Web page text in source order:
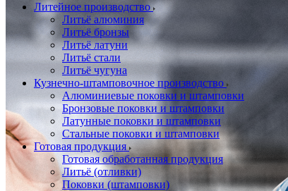
Литейное производство
Литьё алюминия
Литьё бронзы
Литьё латуни
Литьё стали
Литьё чугуна
Кузнечно-штамповочное производство
Алюминиевые поковки и штамповки
Бронзовые поковки и штамповки
Латунные поковки и штамповки
Стальные поковки и штамповки
Готовая продукция
Готовая обработанная продукция
Литьё (отливки)
Поковки (штамповки)